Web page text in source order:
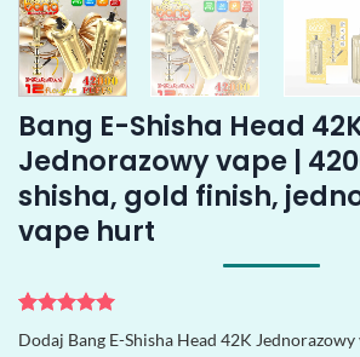
Bang E-Shisha Head
Jednorazowy vape |
shisha, gold finish,
vape hurt
Oceniony
5
na 5 na
1
Dodaj Bang E-Shisha Head 42K